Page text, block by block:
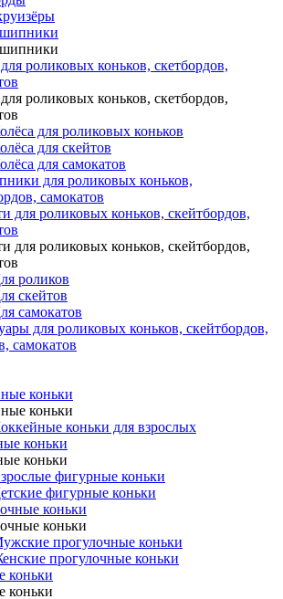
роликовых коньков, скетбордов,
роликовых коньков, скетбордов,
для роликовых коньков
для скейтов
для самокатов
для роликовых коньков,
самокатов
для роликовых коньков, скейтбордов,
для роликовых коньков, скейтбордов,
роликов
скейтов
самокатов
для роликовых коньков, скейтбордов,
самокатов
коньки
коньки
коньки для взрослых
коньки
коньки
фигурные коньки
фигурные коньки
коньки
коньки
прогулочные коньки
прогулочные коньки
коньки
коньки